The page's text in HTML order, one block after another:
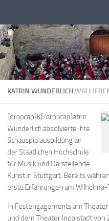
KATRIN WUNDERLICHWIR
[dropcap]K[/dropcap]atrin
Wunderlich absolvierte ihre
Schauspielausbildung an
der Staatlichen Hochschule
für Musik und Darstellende
Kunst in Stuttgart. Bereits
erste Erfahrungen am
In Festengagements am
und dem Theater Ingolstadt von